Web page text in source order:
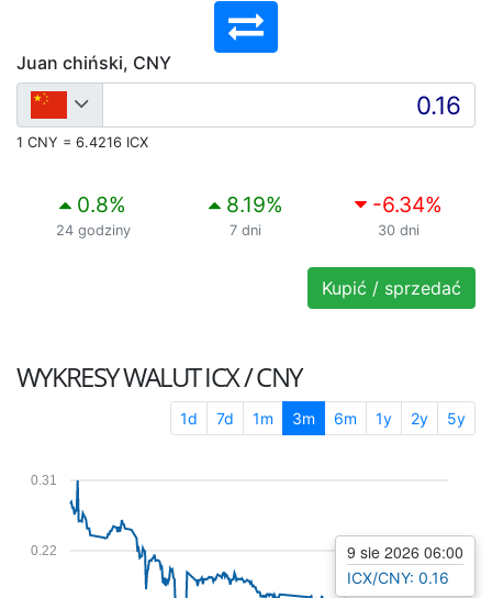
Juan chiński, CNY
1 CNY = 6.4216 ICX
0.8%
24 godziny
8.19%
7 dni
-6.34%
30 dni
Kupić / sprzedać
WYKRESY WALUTICX / CNY
1d 7d 1m 3m 6m 1y 2y 5y
0.22
0.31
9 sie 2026 06:00
ICX/CNY: 0.16